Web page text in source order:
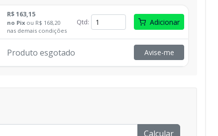
R$ 163,15
no Pix ou R$ 168,20
nas demais condições
Qtd: Adicionar
Produto esgotado Avise-me
Calcular